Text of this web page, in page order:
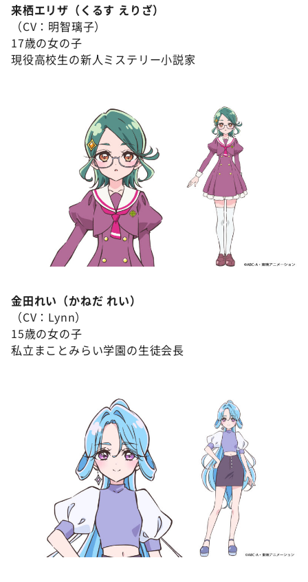
来栖エリザ（くるす えりざ）
（CV：明智璃子）
17歳の女の子
現役高校生の新人ミステリー小説家
金田れい（かねだ れい）
（CV：Lynn）
15歳の女の子
私立まことみらい学園の生徒会長